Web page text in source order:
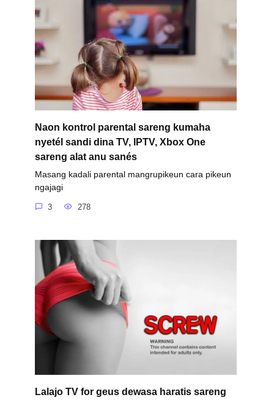
Naon kontrol parental sareng kumaha
nyetél sandi dina TV, IPTV, Xbox One
sareng alat anu sanés
Masang kadali parental mangrupikeun cara pikeun
ngajagi
3 278
Lalajo TV for geus dewasa haratis sareng